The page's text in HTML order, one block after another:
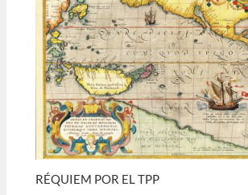
RÉQUIEM POR EL TPP